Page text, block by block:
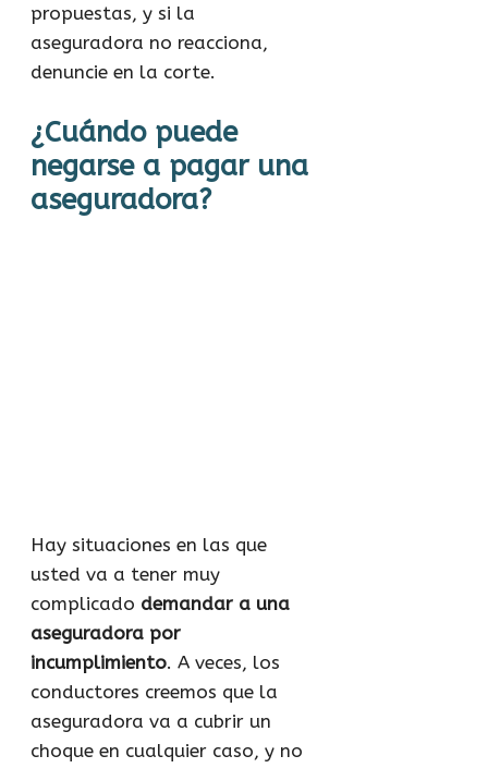
propuestas, y si la
aseguradora no reacciona,
denuncie en la corte.
¿Cuándo puede
negarse a pagar una
aseguradora?
Hay situaciones en las que
usted va a tener muy
complicado demandar a una
aseguradora por
incumplimiento. A veces, los
conductores creemos que la
aseguradora va a cubrir un
choque en cualquier caso, y no